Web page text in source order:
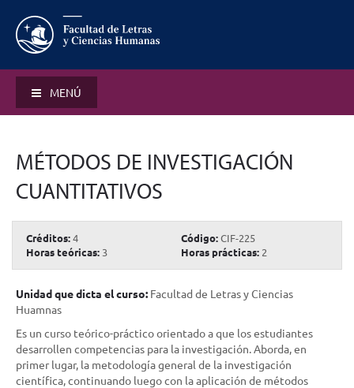
MENÚ
MÉTODOS DE INVESTIGACIÓN
CUANTITATIVOS
Créditos:4 Código:CIF-225
Horas teóricas: 3 Horas prácticas: 2
Unidad que dicta el curso: Facultad de Letras y Ciencias
Huamnas
Es un curso teórico-práctico orientado a que los estudiantes
desarrollen competencias para la investigación. Aborda, en
primer lugar, la metodología general de la investigación
científica, continuando luego con la aplicación de métodos